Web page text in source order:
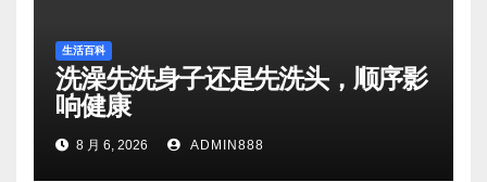
生活百科
洗澡先洗身子还是先洗头，顺序影
响健康
8 月 6, 2026 ADMIN888